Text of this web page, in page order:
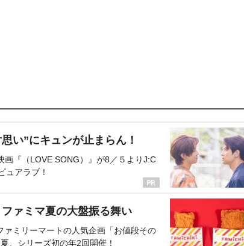
い”にキュンが止まらん！
画『（LOVE SONG）』が8／５よりJ:C
ュアラブ！
ァミマ夏の大盤振る舞い
ミリーマートの人気企画「お値段その
、シリーズ初の年2回開催！